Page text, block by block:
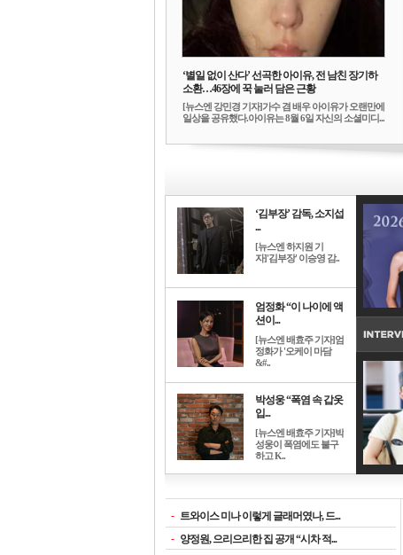
‘별일 없이 산다’ 선곡한 아이유, 전 남친 장기하
소환…46장에 꾹 눌러 담은 근황
[뉴스엔 강민경 기자]가수 겸 배우 아이유가 오랜만에
일상을 공유했다.아이유는 8월 6일 자신의 소셜미디...
‘김부장’ 감독, 소지섭
...
[뉴스엔 하지원 기
자]'김부장' 이승영 감..
엄정화 “이 나이에 액
션이...
[뉴스엔 배효주 기자]엄
정화가 '오케이 마담
&#..
박성웅 “폭염 속 갑옷
입...
[뉴스엔 배효주 기자]박
성웅이 폭염에도 불구
하고 K..
- 트와이스 미나 이렇게 글래머였나, 드...
- 양정원, 으리으리한 집 공개 “시차 적...